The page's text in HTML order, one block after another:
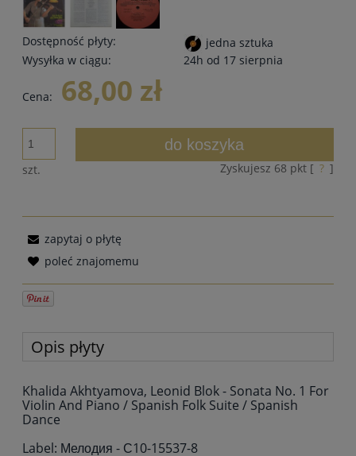
Dostępność płyty:
jedna sztuka
Wysyłka w ciągu:
24h od 17 sierpnia
Cena: 68,00 zł
szt.
do koszyka
Zyskujesz 68 pkt [ ? ]
zapytaj o płytę
poleć znajomemu
Opis płyty
Khalida Akhtyamova, Leonid Blok - Sonata No. 1 For
Violin And Piano / Spanish Folk Suite / Spanish
Dance
Label: Мелодия - С10-15537-8